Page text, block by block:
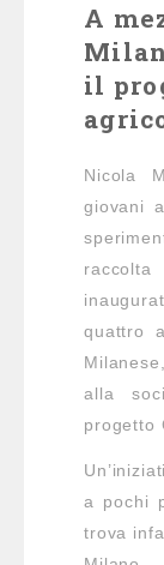
A
il
Nicola
giovani
quattro
alla
progetto
a pochi
trova